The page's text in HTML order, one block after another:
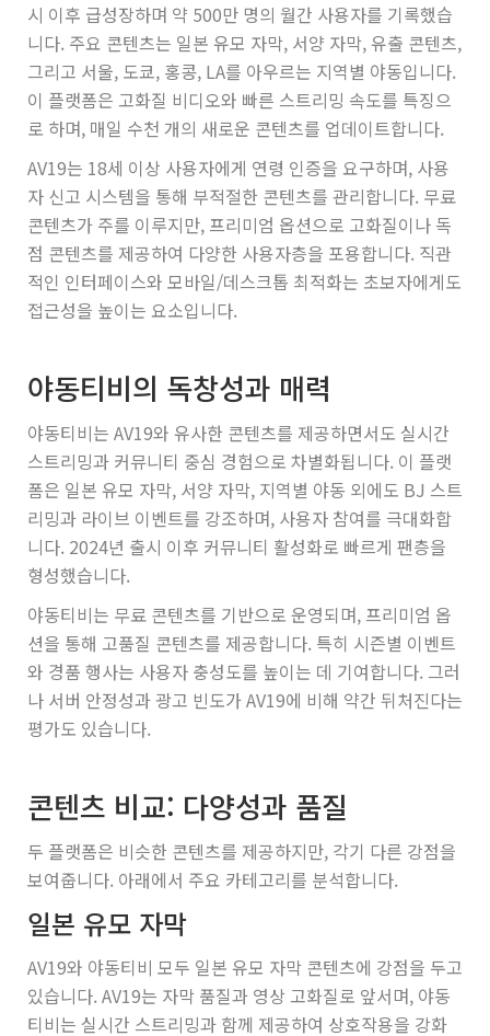
시 이후 급성장하며 약 500만 명의 월간 사용자를 기록했습
니다. 주요 콘텐츠는 일본 유모 자막, 서양 자막, 유출 콘텐츠,
그리고 서울, 도쿄, 홍콩, LA를 아우르는 지역별 야동입니다.
이 플랫폼은 고화질 비디오와 빠른 스트리밍 속도를 특징으
로 하며, 매일 수천 개의 새로운 콘텐츠를 업데이트합니다.
AV19는 18세 이상 사용자에게 연령 인증을 요구하며, 사용
자 신고 시스템을 통해 부적절한 콘텐츠를 관리합니다. 무료
콘텐츠가 주를 이루지만, 프리미엄 옵션으로 고화질이나 독
점 콘텐츠를 제공하여 다양한 사용자층을 포용합니다. 직관
적인 인터페이스와 모바일/데스크톱 최적화는 초보자에게도
접근성을 높이는 요소입니다.
야동티비의 독창성과 매력
야동티비는 AV19와 유사한 콘텐츠를 제공하면서도 실시간
스트리밍과 커뮤니티 중심 경험으로 차별화됩니다. 이 플랫
폼은 일본 유모 자막, 서양 자막, 지역별 야동 외에도 BJ 스트
리밍과 라이브 이벤트를 강조하며, 사용자 참여를 극대화합
니다. 2024년 출시 이후 커뮤니티 활성화로 빠르게 팬층을
형성했습니다.
야동티비는 무료 콘텐츠를 기반으로 운영되며, 프리미엄 옵
션을 통해 고품질 콘텐츠를 제공합니다. 특히 시즌별 이벤트
와 경품 행사는 사용자 충성도를 높이는 데 기여합니다. 그러
나 서버 안정성과 광고 빈도가 AV19에 비해 약간 뒤처진다는
평가도 있습니다.
콘텐츠 비교: 다양성과 품질
두 플랫폼은 비슷한 콘텐츠를 제공하지만, 각기 다른 강점을
보여줍니다. 아래에서 주요 카테고리를 분석합니다.
일본 유모 자막
AV19와 야동티비 모두 일본 유모 자막 콘텐츠에 강점을 두고
있습니다. AV19는 자막 품질과 영상 고화질로 앞서며, 야동
티비는 실시간 스트리밍과 함께 제공하여 상호작용을 강화